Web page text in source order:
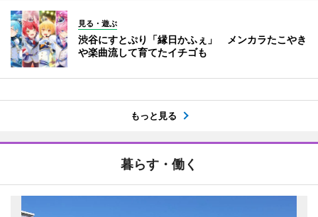
見る・遊ぶ
渋谷にすとぷり「縁日かふぇ」 メンカラたこやき
や楽曲流して育てたイチゴも
もっと見る
暮らす・働く